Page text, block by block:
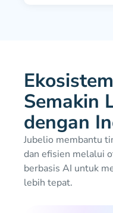
Semakin
dengan
Jubelio membantu
dan efisien melalui
berbasis AI untuk
lebih tepat.